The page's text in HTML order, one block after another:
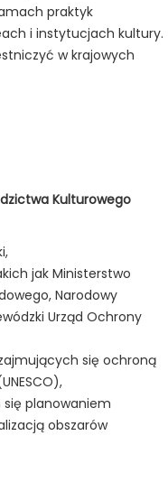
praktyk
i instytucjach kultury.
w krajowych
Kulturowego
jak Ministerstwo
Narodowy
Urząd Ochrony
się ochroną
planowaniem
obszarów